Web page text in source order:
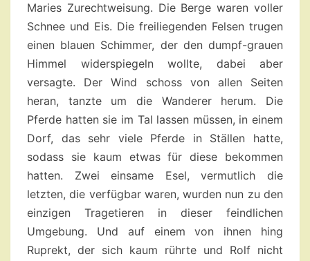
Maries Zurechtweisung. Die Berge waren voller
Schnee und Eis. Die freiliegenden Felsen trugen
einen blauen Schimmer, der den dumpf-grauen
Himmel widerspiegeln wollte, dabei aber
versagte. Der Wind schoss von allen Seiten
heran, tanzte um die Wanderer herum. Die
Pferde hatten sie im Tal lassen müssen, in einem
Dorf, das sehr viele Pferde in Ställen hatte,
sodass sie kaum etwas für diese bekommen
hatten. Zwei einsame Esel, vermutlich die
letzten, die verfügbar waren, wurden nun zu den
einzigen Tragetieren in dieser feindlichen
Umgebung. Und auf einem von ihnen hing
Ruprekt, der sich kaum rührte und Rolf nicht